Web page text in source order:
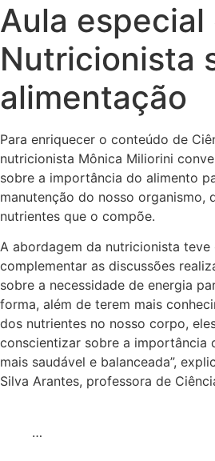
Aula especial
Nutricionista
alimentação
Para enriquecer o conteúdo de
nutricionista Mônica Miliorini
sobre a importância do alimento
manutenção do nosso organismo,
nutrientes que o compõe.
A abordagem da nutricionista
complementar as discussões
sobre a necessidade de energia
forma, além de terem mais
dos nutrientes no nosso corpo,
conscientizar sobre a importância
mais saudável e balanceada”,
Silva Arantes, professora de
…